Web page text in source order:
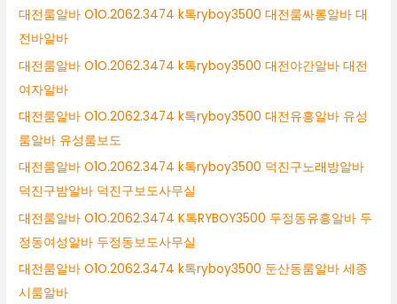
대전룸알바 O1O.2062.3474 k톡ryboy3500 대전룸싸롱알바 대
전바알바
대전룸알바 O1O.2062.3474 k톡ryboy3500 대전야간알바 대전
여자알바
대전룸알바 O1O.2062.3474 k톡ryboy3500 대전유흥알바 유성
룸알바 유성룸보도
대전룸알바 O1O.2062.3474 k톡ryboy3500 덕진구노래방알바
덕진구밤알바 덕진구보도사무실
대전룸알바 O1O.2062.3474 K톡RYBOY3500 두정동유흥알바 두
정동여성알바 두정동보도사무실
대전룸알바 O1O.2062.3474 k톡ryboy3500 둔산동룸알바 세종
시룸알바